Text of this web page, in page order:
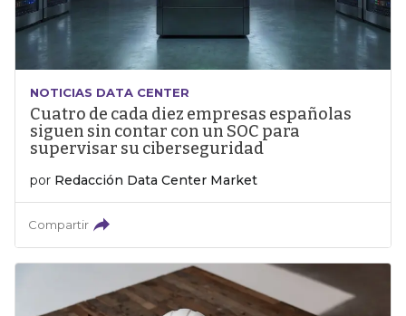
NOTICIAS DATA CENTER
Cuatro de cada diez empresas españolas
siguen sin contar con un SOC para
supervisar su ciberseguridad
por Redacción Data Center Market
Compartir